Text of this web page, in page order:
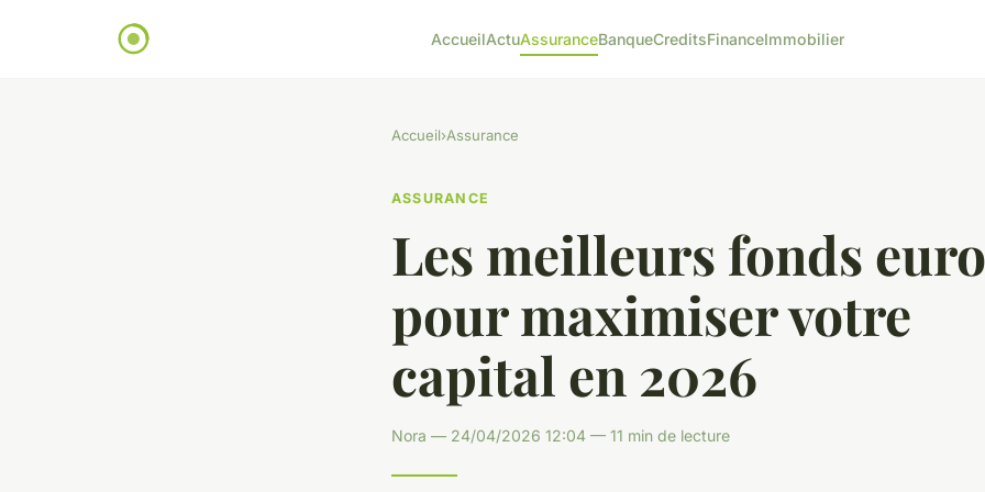
AccueilActuAssuranceBanqueCreditsFinanceImmobilier
Accueil›Assurance
ASSURANCE
Les meilleurs fonds euro
pour maximiser votre
capital en 2026
Nora — 24/04/2026 12:04 — 11 min de lecture